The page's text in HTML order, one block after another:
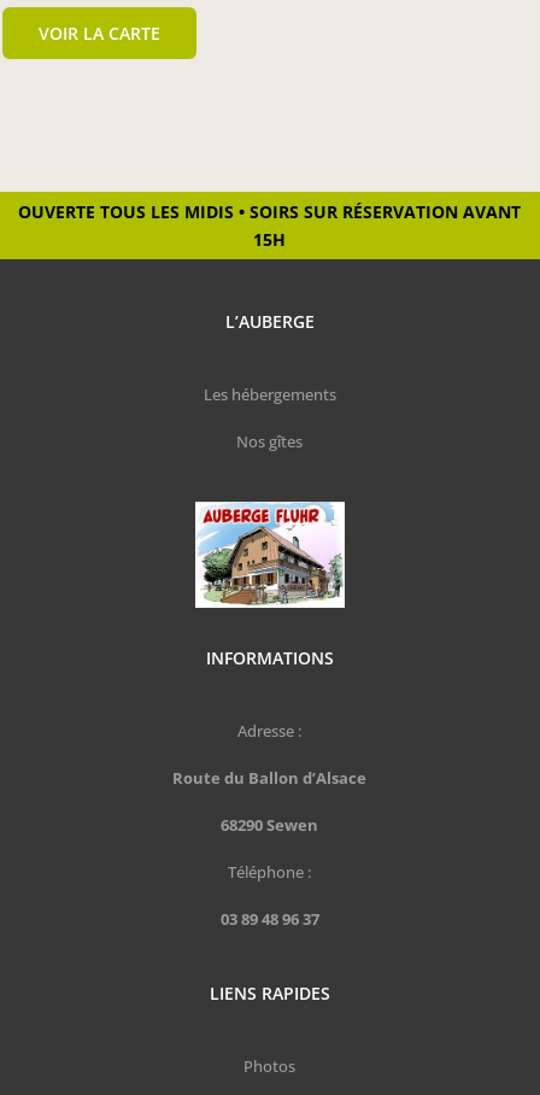
VOIR LA CARTE
OUVERTE TOUS LES MIDIS • SOIRS SUR RÉSERVATION AVANT
15H
L’AUBERGE
Les hébergements
Nos gîtes
INFORMATIONS
Adresse :
Route du Ballon d’Alsace
68290 Sewen
Téléphone :
03 89 48 96 37
LIENS RAPIDES
Photos